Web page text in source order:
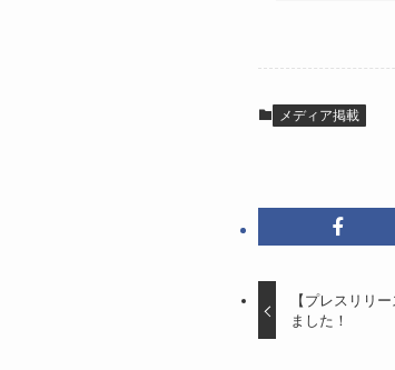
メディア掲載
【プレスリリ
ました！